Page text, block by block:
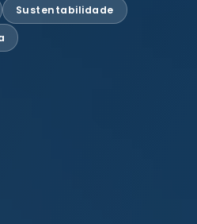
Sustentabilidade